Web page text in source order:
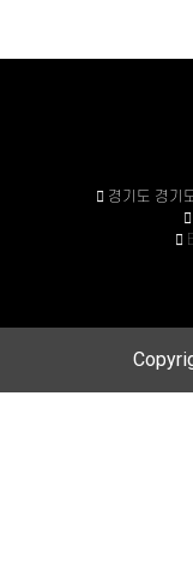
경기도 경기